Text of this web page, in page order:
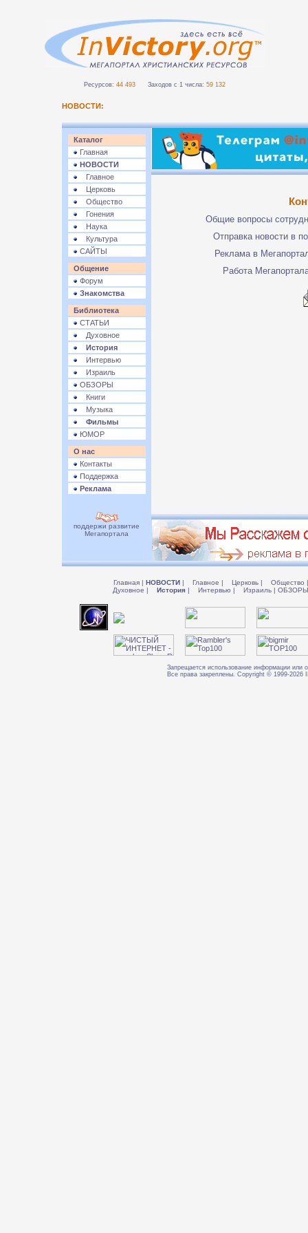
Ресурсов: 44 493 Заходов с 1 числа: 59 132
НОВОСТИ:
Каталог
Главная
НОВОСТИ
Главное
Церковь
Общество
Гонения
Наука
Культура
САЙТЫ
Общение
Форум
Знакомства
Библиотека
СТАТЬИ
Духовное
История
Интервью
Израиль
ОБЗОРЫ
Книги
Музыка
Фильмы
ЮМОР
О нас
Контакты
Поддержка
Реклама
Общие вопросы
Отправка новости в
Реклама в
Работа
поддержи развитие
Мегапортала
Главная | НОВОСТИ | Главное | Церковь | Общество |
Духовное | История | Интервью | Израиль |
Запрещается использование информации или
Все права закреплены. Copyright © 1999-